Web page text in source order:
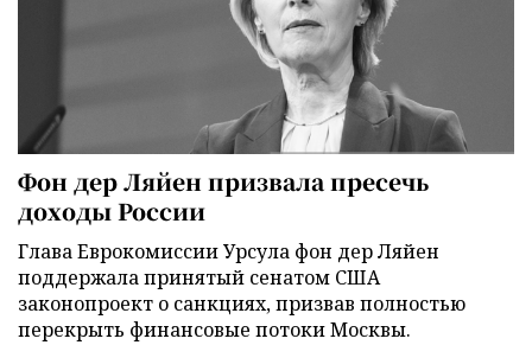
Фон дер Ляйен призвала пресечь
доходы России
Глава Еврокомиссии Урсула фон дер Ляйен
поддержала принятый сенатом США
законопроект о санкциях, призвав полностью
перекрыть финансовые потоки Москвы.